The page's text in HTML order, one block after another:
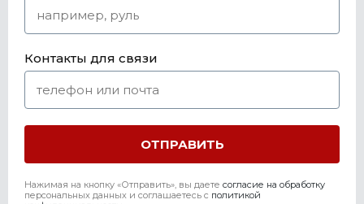
Контакты для связи
Нажимая на кнопку «Отправить», вы даете согласие на обработку
персональных данных и соглашаетесь c политикой